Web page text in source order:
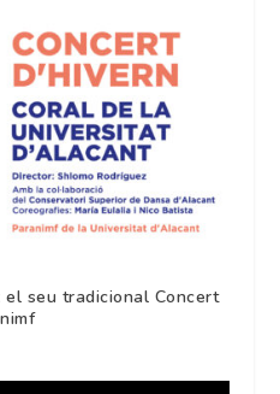
seu tradicional Concert